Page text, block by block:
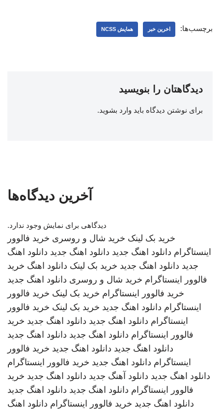
برچسب‌ها: اخرین خبر همایش NCSS
دیدگاهتان را بنویسید
برای نوشتن دیدگاه باید وارد بشوید.
آخرین دیدگاه‌ها
دیدگاهی برای نمایش وجود ندارد.
خرید بک لینک خرید شال و روسری خرید فالوور
اینستاگرام دانلود اهنگ جدید دانلود اهنگ جدید دانلود اهنگ
جدید دانلود اهنگ جدید خرید بک لینک دانلود اهنگ خرید
فالوور اینستاگرام خرید شال و روسری دانلود اهنگ جدید
خرید فالوور اینستاگرام خرید بک لینک خرید فالوور
اینستاگرام دانلود اهنگ جدید خرید بک لینک خرید فالوور
اینستاگرام دانلود اهنگ جدید دانلود اهنگ جدید خرید
فالوور اینستاگرام دانلود اهنگ جدید دانلود اهنگ جدید
دانلود اهنگ جدید دانلود اهنگ جدید خرید فالوور
اینستاگرام دانلود اهنگ جدید خرید فالوور اینستاگرام
دانلود اهنگ جدید دانلود آهنگ جدید دانلود اهنگ جدید خرید
فالوور اینستاگرام دانلود اهنگ جدید دانلود اهنگ جدید
دانلود اهنگ جدید خرید فالوور اینستاگرام دانلود اهنگ